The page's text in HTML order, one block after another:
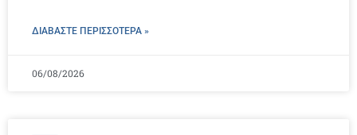
ΔΙΑΒΑΣΤΕ ΠΕΡΙΣΣΌΤΕΡΑ »
06/08/2026